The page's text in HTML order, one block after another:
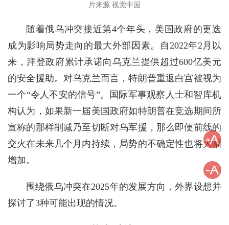
片来源 视觉中国
随着俄乌冲突接近第4个年头，美国政府的更迭
成为影响局势走向的最大外部因素。自2022年2月以
来，拜登政府累计承诺向乌克兰提供超过600亿美元
的安全援助。对乌克兰而言，特朗普重返白宫被视为
一个“令人不安的信号”。国际军事观察人士和智库机
构认为，如果新一届美国政府如特朗普在竞选期间所
宣称的那样削减乃至切断对乌军援，那么即便前线的
交火在未来几个月内持续，局势的不确定性也将大幅
增加。
围绕俄乌冲突在2025年的发展方向，外界设想并
探讨了3种可能出现的情况。